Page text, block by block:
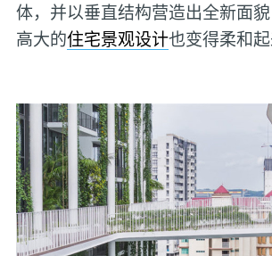
体，并以垂直结构营造出全新面貌
高大的住宅景观设计也变得柔和起